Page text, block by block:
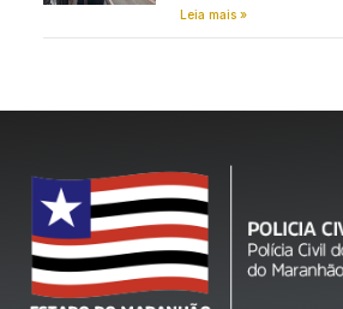
Leia mais »